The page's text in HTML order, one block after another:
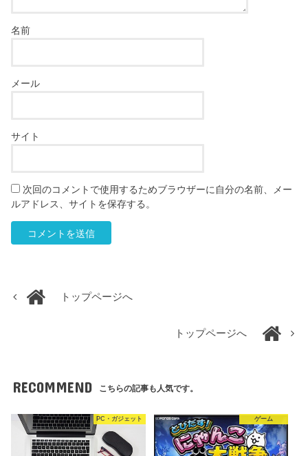
名前
メール
サイト
次回のコメントで使用するためブラウザーに自分の名前、メー
ルアドレス、サイトを保存する。
トップページへ
トップページへ
RECOMMEND こちらの記事も人気です。
PC・ガジェット ゲーム